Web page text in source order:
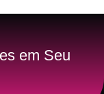
em Seu